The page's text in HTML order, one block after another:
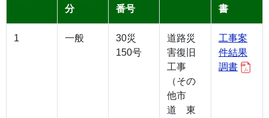
分
番号
書
1 一般
30災
150号
道路災
害復旧
工事
（その
他市
道 東
工事案
件結果
調書